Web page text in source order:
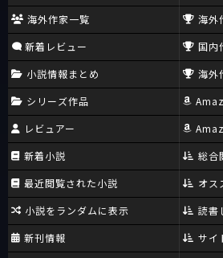
海外作家一覧
新着レビュー
小説情報まとめ
シリーズ作品
レビュアー
新着小説
最近閲覧された小説
小説をランダムに表示
新刊情報
海外
国内
海外
総合
オス
読書
サイ